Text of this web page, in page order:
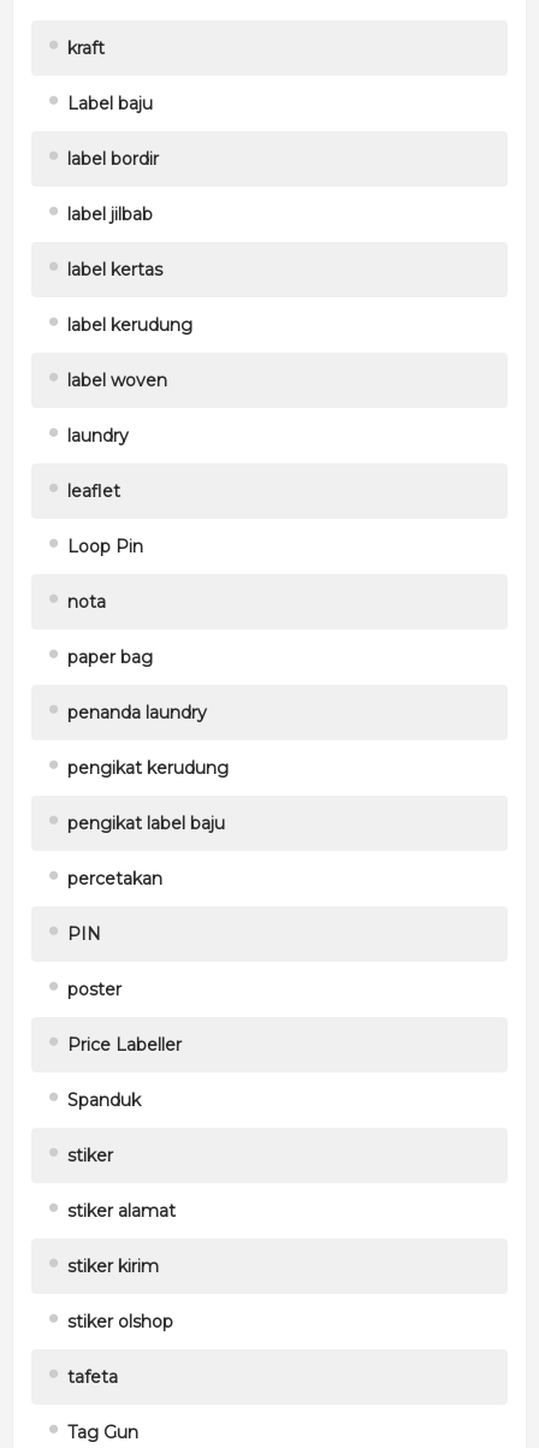
kraft
Label baju
label bordir
label jilbab
label kertas
label kerudung
label woven
laundry
leaflet
Loop Pin
nota
paper bag
penanda laundry
pengikat kerudung
pengikat label baju
percetakan
PIN
poster
Price Labeller
Spanduk
stiker
stiker alamat
stiker kirim
stiker olshop
tafeta
Tag Gun